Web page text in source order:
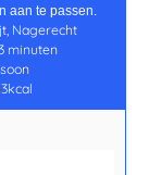
aan te passen.
Nagerecht
minuten
kcal